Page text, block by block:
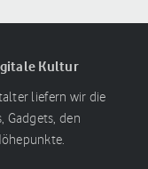
Kultur
liefern wir die
Gadgets, den